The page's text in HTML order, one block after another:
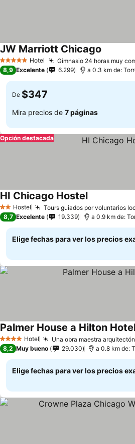
5 Estrellas Hotel Gimnasio 24 horas muy
JW Marriott Chicago
8,9 Excelente 6.299 a 0.3 km de:
De $347
Mira precios de 7 páginas
Opción destacada
2 Estrellas
Hostel Tours guiados por voluntarios
HI Chicago Hostel
8,7 Excelente 19.339 a 0.9 km de:
Elige fechas para ver los precios
4 EstrellasHotel Una obra maestra
Palmer House a Hilton
8,2 Muy bueno 29.030 a 0.8 km de:
Elige fechas para ver los precios